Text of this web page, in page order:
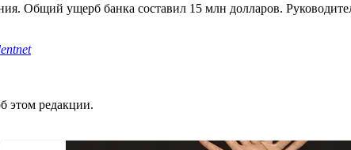
Общий ущерб банка составил 15 млн долларов.
этом редакции.